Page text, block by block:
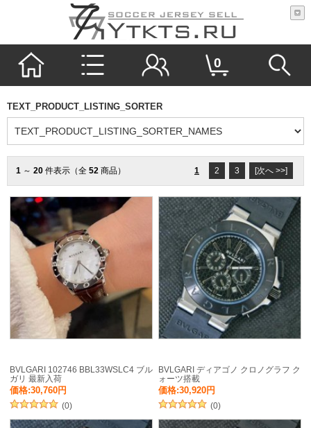
0
TEXT_PRODUCT_LISTING_SORTER
1 ～ 20 件表示（全 52 商品） 1 2 3 [次へ >>]
BVLGARI 102746 BBL33WSLC4 ブル
ガリ 最新入荷
価格:30,760円
(0)
BVLGARI ディアゴノ クロノグラフ ク
ォーツ搭載
価格:30,920円
(0)